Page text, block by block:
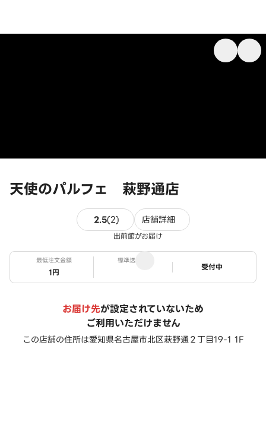
天使のパルフェ 萩野通店
2.5(2)2件のレビュー
店舗詳細
出前館がお届け
最低注文金額
1円
標準送料
ステータス
受付中
お届け先が設定されていないため
ご利用いただけません
この店舗の住所は愛知県名古屋市北区萩野通２丁目19-1 1F